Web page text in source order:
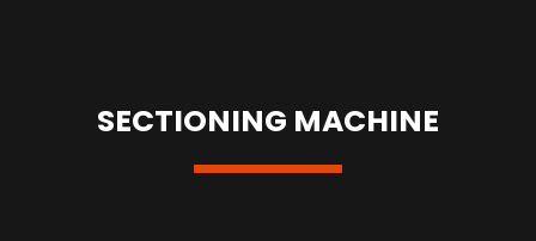
SECTIONING MACHINE